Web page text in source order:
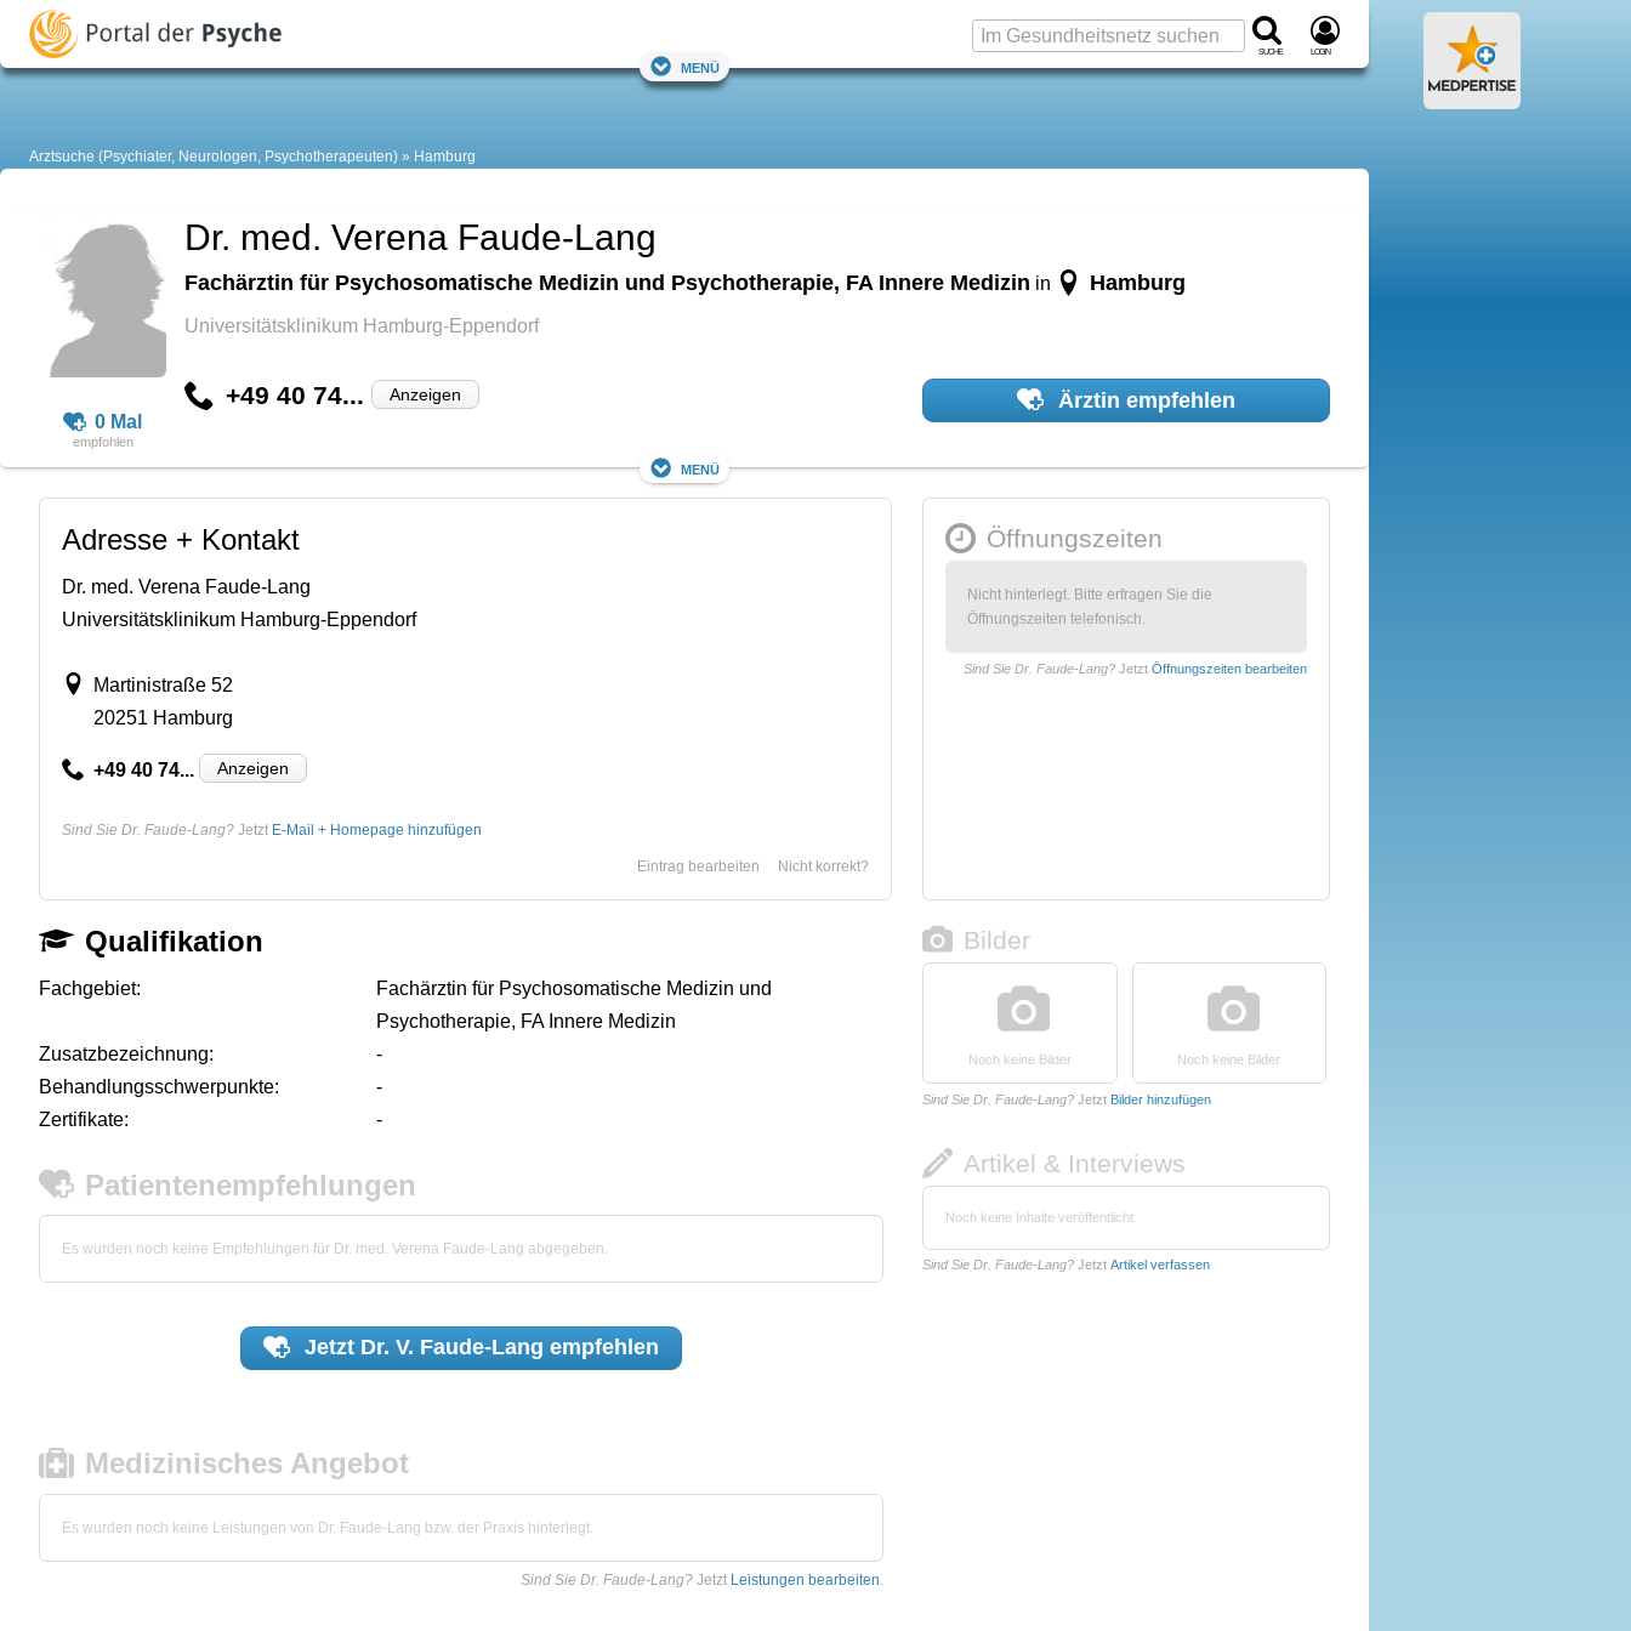
Suche Login
Menü
Arztsuche (Psychiater, Neurologen, Psychotherapeuten) Hamburg
0 Mal
Dr. med. Verena Faude-Lang
Fachärztin für Psychosomatische Medizin und Psychotherapie, FA Innere Medizin in Hamburg
Universitätsklinikum Hamburg-Eppendorf
+49 40 74... Anzeigen Ärztin empfehlen
Menü
Adresse + Kontakt
Dr. med. Verena Faude-Lang
Universitätsklinikum Hamburg-Eppendorf
Martinistraße 52
20251 Hamburg
+49 40 74... Anzeigen
Sind Sie Dr. Faude-Lang? Jetzt E-Mail + Homepage hinzufügen
Nicht korrekt?
Eintrag bearbeiten
Öffnungszeiten
Nicht hinterlegt. Bitte erfragen Sie die
Öffnungszeiten telefonisch.
Sind Sie Dr. Faude-Lang? Jetzt Öffnungszeiten bearbeiten
Qualifikation
Fachgebiet:
Fachärztin für Psychosomatische Medizin und
Psychotherapie, FA Innere Medizin
Zusatzbezeichnung:
-
Behandlungsschwerpunkte:
-
Zertifikate:
-
Patientenempfehlungen
Es wurden noch keine Empfehlungen für Dr. med. Verena Faude-Lang abgegeben.
Jetzt Dr. V. Faude-Lang empfehlen
Medizinisches Angebot
Es wurden noch keine Leistungen von Dr. Faude-Lang bzw. der Praxis hinterlegt.
Sind Sie Dr. Faude-Lang? Jetzt Leistungen bearbeiten.
Bilder
Noch keine Bilder Noch keine Bilder
Sind Sie Dr. Faude-Lang? Jetzt Bilder hinzufügen
Artikel & Interviews
Noch keine Inhalte veröffentlicht
Sind Sie Dr. Faude-Lang? Jetzt Artikel verfassen